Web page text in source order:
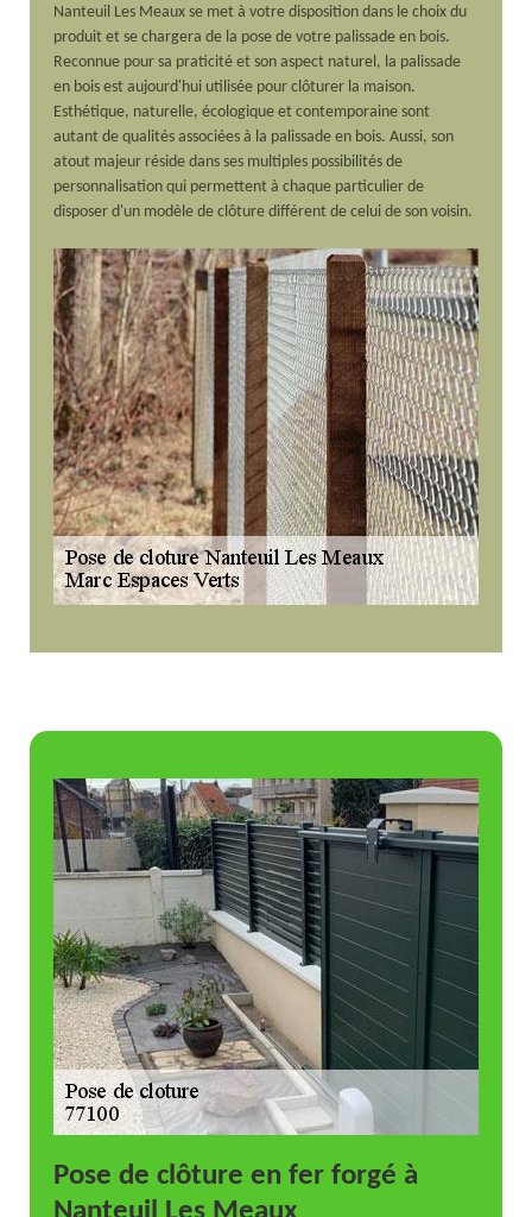
Nanteuil Les Meaux se met à votre disposition dans le choix du
produit et se chargera de la pose de votre palissade en bois.
Reconnue pour sa praticité et son aspect naturel, la palissade
en bois est aujourd'hui utilisée pour clôturer la maison.
Esthétique, naturelle, écologique et contemporaine sont
autant de qualités associées à la palissade en bois. Aussi, son
atout majeur réside dans ses multiples possibilités de
personnalisation qui permettent à chaque particulier de
disposer d'un modèle de clôture différent de celui de son voisin.
Pose de clôture en fer forgé à